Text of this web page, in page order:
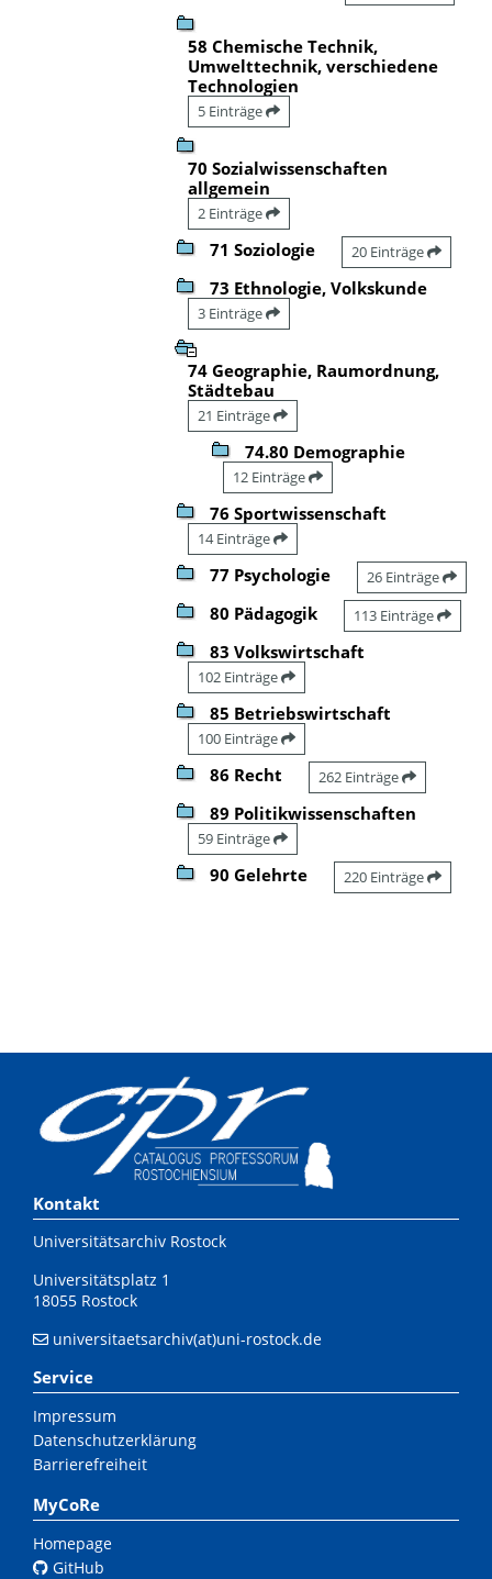
58 Chemische Technik,
Umwelttechnik, verschiedene
Technologien
5 Einträge
70 Sozialwissenschaften
allgemein
2 Einträge
71 Soziologie 20 Einträge
73 Ethnologie, Volkskunde
3 Einträge
74 Geographie, Raumordnung,
Städtebau
21 Einträge
74.80 Demographie
12 Einträge
76 Sportwissenschaft
14 Einträge
77 Psychologie 26 Einträge
80 Pädagogik 113 Einträge
83 Volkswirtschaft
102 Einträge
85 Betriebswirtschaft
100 Einträge
86 Recht 262 Einträge
89 Politikwissenschaften
59 Einträge
90 Gelehrte 220 Einträge
Kontakt
Universitätsarchiv Rostock
Universitätsplatz 1
18055 Rostock
universitaetsarchiv(at)uni-rostock.de
Service
Impressum
Datenschutzerklärung
Barrierefreiheit
MyCoRe
Homepage
GitHub